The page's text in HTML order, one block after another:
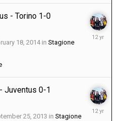
- Torino 1-0
18, 2014in Stagione
February
Juventus 0-1
25, 2013 in Stagione